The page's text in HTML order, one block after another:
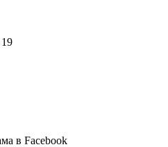
в Facebook